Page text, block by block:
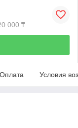
000 ₸
Оплата Условия